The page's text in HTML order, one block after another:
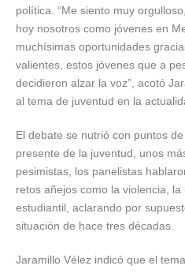
política. “Me siento muy
hoy nosotros como jóvenes en
muchísimas oportunidades
valientes, estos jóvenes que a
decidieron alzar la voz”, acotó
al tema de juventud en la
El debate se nutrió con puntos
presente de la juventud, unos
pesimistas, los panelistas
retos añejos como la violencia,
estudiantil, aclarando por
situación de hace tres décadas.
Jaramillo Vélez indicó que el